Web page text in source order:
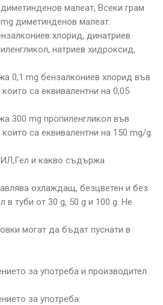
малеат, Всеки грам
диметинденов малеат.
хлорид, динатриев
натриев хидроксид,
0,1 mg бензалкониев хлорид във
са еквивалентни на 0,05
300 mg пропиленгликол във
са еквивалентни на 150 mg/g.
и какво съдържа
охлаждащ, безцветен и без
в туби от 30 g, 50 g и 100 g. Не
могат да бъдат пуснати в
за употреба и производител
за употреба: